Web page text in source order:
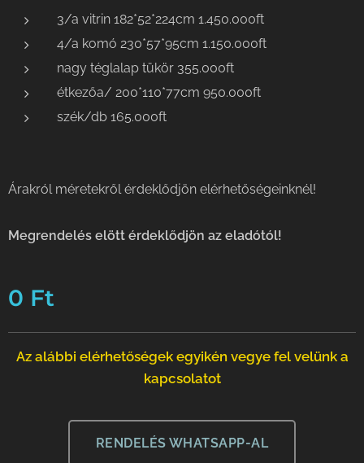
3/a vitrin 182*52*224cm 1.450.000ft
4/a komó 230*57*95cm 1.150.000ft
nagy téglalap tükör 355.000ft
étkezőa/ 200*110*77cm 950.000ft
szék/db 165.000ft
Árakról méretekről érdeklődjön elérhetőségeinknél!
Megrendelés elött érdeklődjön az eladótól!
0 Ft
Az alábbi elérhetőségek egyikén vegye fel velünk a
kapcsolatot
RENDELÉS WHATSAPP-AL